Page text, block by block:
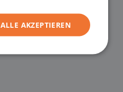
ALLE AKZEPTIEREN